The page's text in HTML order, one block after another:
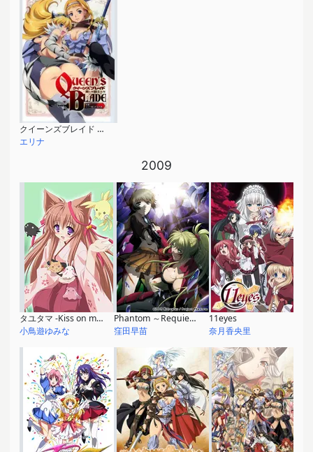
クイーンズブレイド 美しき闘士たち
エリナ
2009
タユタマ -Kiss on my Deity-
小鳥遊ゆみな
Phantom ～Requiem for the Phantom～
窪田早苗
11eyes
奈月香央里